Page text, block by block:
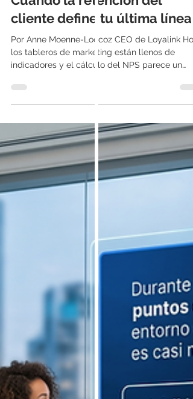
El verdadero motor de
Cuando la retención del
cliente define tu última línea
Por Anne Moenne-Loccoz CEO de Loyalink Hoy,
indicadores y el cálculo del NPS parece un
ritual sagrado. Sin embargo, la realidad
solo sacar una foto. Si esa información no
moviliza a los equipos inmediatamente, el dato
no genera un impacto real en el revenue. Gran
parte del problema radica en que las
tecnológicas y tradicionales a veces operan en
silos. Muchas veces, un departa